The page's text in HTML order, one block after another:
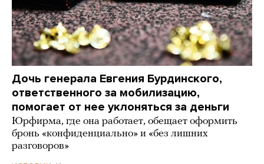
Дочь генерала Евгения Бурдинского,
ответственного за мобилизацию,
помогает от нее уклоняться за деньги
Юрфирма, где она работает, обещает оформить
бронь «конфиденциально» и «без лишних
разговоров»